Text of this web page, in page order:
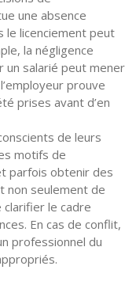
une absence
le licenciement peut
la négligence
salarié peut mener
prouve
prises avant d’en
de leurs
motifs de
parfois obtenir des
non seulement de
le cadre
En cas de conflit,
professionnel du